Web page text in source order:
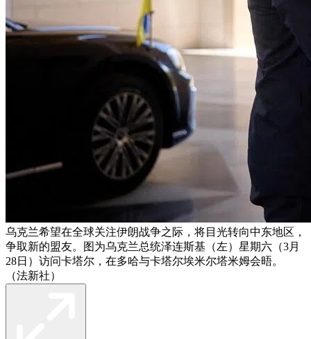
乌克兰希望在全球关注伊朗战争之际，将目光转向中东地区，
争取新的盟友。图为乌克兰总统泽连斯基（左）星期六（3月
28日）访问卡塔尔，在多哈与卡塔尔埃米尔塔米姆会晤。
（法新社）